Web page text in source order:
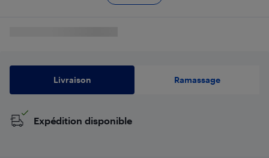
Livraison Ramassage
Expédition disponible